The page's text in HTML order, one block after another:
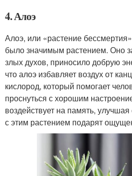
4. Алоэ
Алоэ, или «растение
было значимым растением. Оно
злых духов, приносило добрую
что алоэ избавляет воздух от
кислород, который помогает
проснуться с хорошим
воздействует на память,
с этим растением подарят